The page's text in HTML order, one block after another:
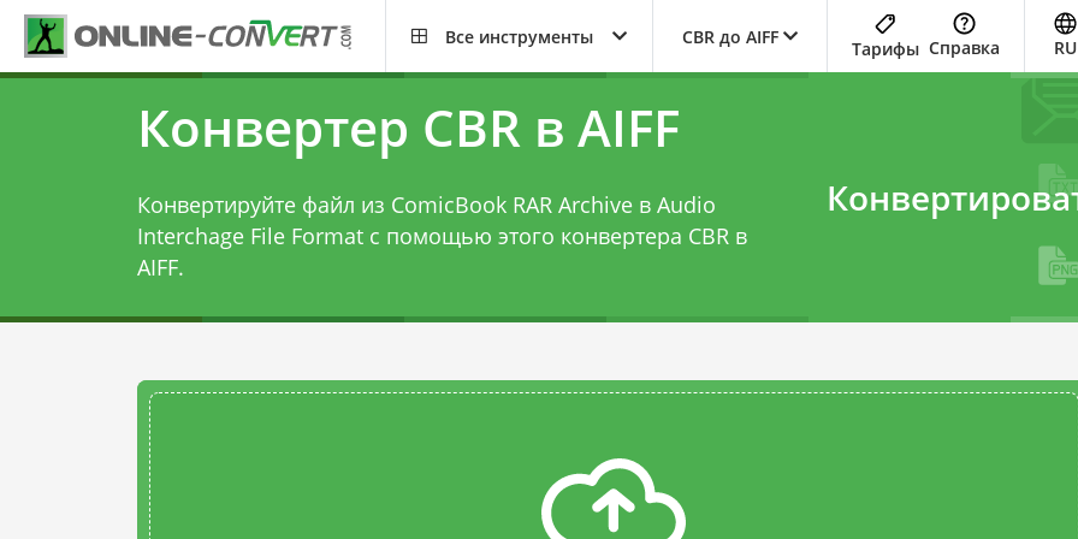
Все инструменты CBR до AIFF
Тарифы Справка RU
Конвертер CBR в AIFF
Конвертируйте файл из ComicBook RAR Archive в Audio
Interchage File Format с помощью этого конвертера CBR в
AIFF.